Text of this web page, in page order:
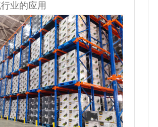
业的应用